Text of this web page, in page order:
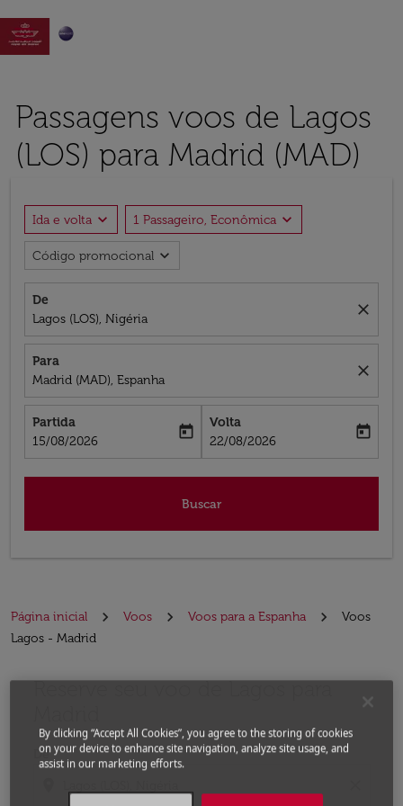

Passagens voos de Lagos
(LOS) para Madrid (MAD)
Ida e volta expand_more 1 Passageiro, Econômica expand_more
Código promocional expand_more
De
Lagos (LOS), Nigéria
close
Para
Madrid (MAD), Espanha
close
Partida
fc-booking-departure-date-aria-label
15/08/2026
today
Volta
fc-booking-return-date-aria-label
22/08/2026
today
Buscar
Página inicial Voos Voos para a Espanha
Voos
Lagos - Madrid
Reserve seu voo de Lagos para
De
Experimente atualizar a rota (partida e/ou destino)
By clicking “Accept All Cookies”, you agree to the storing of cookies
on your device to enhance site navigation, analyze site usage, and
assist in our marketing efforts.